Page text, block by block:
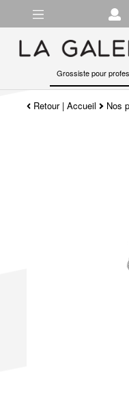
Grossiste pour
Retour|Accueil Nos
Gérer les préférences en